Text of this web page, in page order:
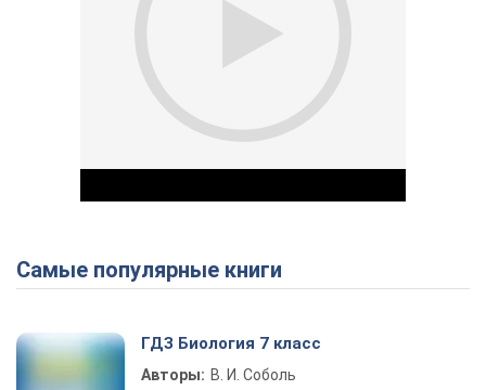
Play Video
Самые популярные книги
ГДЗ Биология 7 класс
Авторы: В. И. Соболь